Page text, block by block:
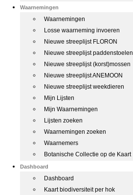
Waarnemingen
Waarnemingen
Losse waarneming invoeren
Nieuwe streeplijst FLORON
Nieuwe streeplijst paddenstoelen
Nieuwe streeplijst (korst)mossen
Nieuwe streeplijst ANEMOON
Nieuwe streeplijst weekdieren
Mijn Lijsten
Mijn Waarnemingen
Lijsten zoeken
Waarnemingen zoeken
Waarnemers
Botanische Collectie op de Kaart
Dashboard
Dashboard
Kaart biodiversiteit per hok